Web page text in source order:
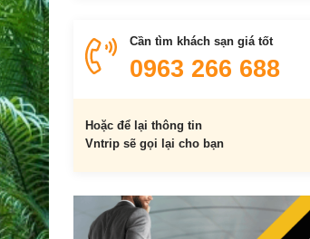
Cần tìm khách sạn giá tốt
0963 266 688
Hoặc để lại thông tin
Vntrip sẽ gọi lại cho bạn